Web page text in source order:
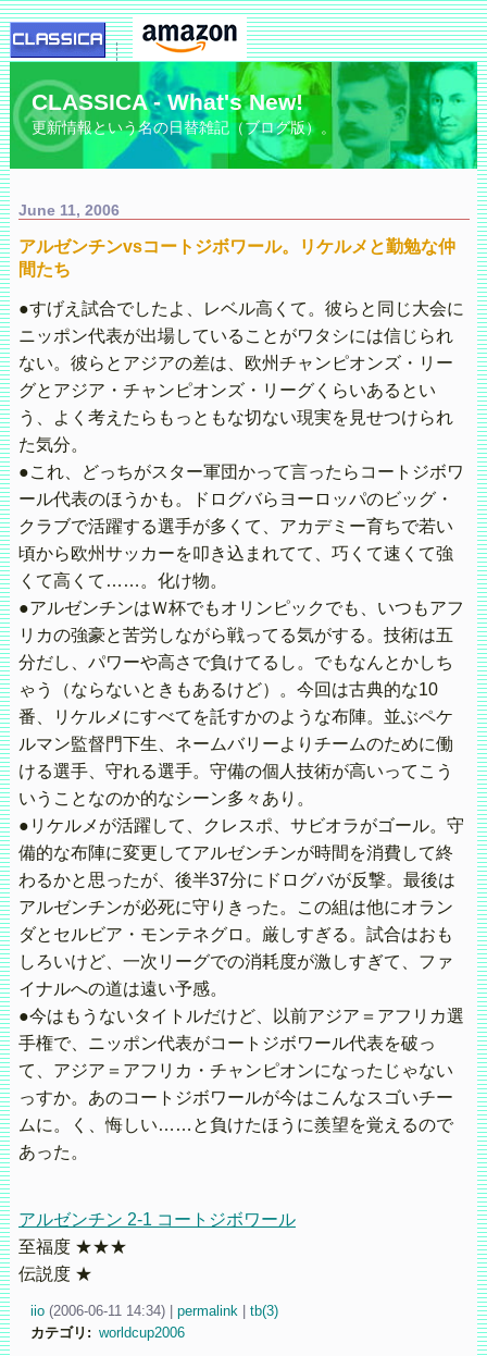
CLASSICA - What's New!
更新情報という名の日替雑記（ブログ版）。
June 11, 2006
アルゼンチンvsコートジボワール。リケルメと勤勉な仲
間たち
●すげえ試合でしたよ、レベル高くて。彼らと同じ大会に
ニッポン代表が出場していることがワタシには信じられ
ない。彼らとアジアの差は、欧州チャンピオンズ・リー
グとアジア・チャンピオンズ・リーグくらいあるとい
う、よく考えたらもっともな切ない現実を見せつけられ
た気分。
●これ、どっちがスター軍団かって言ったらコートジボワ
ール代表のほうかも。ドログバらヨーロッパのビッグ・
クラブで活躍する選手が多くて、アカデミー育ちで若い
頃から欧州サッカーを叩き込まれてて、巧くて速くて強
くて高くて……。化け物。
●アルゼンチンはＷ杯でもオリンピックでも、いつもアフ
リカの強豪と苦労しながら戦ってる気がする。技術は五
分だし、パワーや高さで負けてるし。でもなんとかしち
ゃう（ならないときもあるけど）。今回は古典的な10
番、リケルメにすべてを託すかのような布陣。並ぶペケ
ルマン監督門下生、ネームバリーよりチームのために働
ける選手、守れる選手。守備の個人技術が高いってこう
いうことなのか的なシーン多々あり。
●リケルメが活躍して、クレスポ、サビオラがゴール。守
備的な布陣に変更してアルゼンチンが時間を消費して終
わるかと思ったが、後半37分にドログバが反撃。最後は
アルゼンチンが必死に守りきった。この組は他にオラン
ダとセルビア・モンテネグロ。厳しすぎる。試合はおも
しろいけど、一次リーグでの消耗度が激しすぎて、ファ
イナルへの道は遠い予感。
●今はもうないタイトルだけど、以前アジア＝アフリカ選
手権で、ニッポン代表がコートジボワール代表を破っ
て、アジア＝アフリカ・チャンピオンになったじゃない
っすか。あのコートジボワールが今はこんなスゴいチー
ムに。く、悔しい……と負けたほうに羨望を覚えるので
あった。
アルゼンチン 2-1 コートジボワール
至福度 ★★★
伝説度 ★
iio (2006-06-11 14:34) permalink| tb(3)
カテゴリ : worldcup2006